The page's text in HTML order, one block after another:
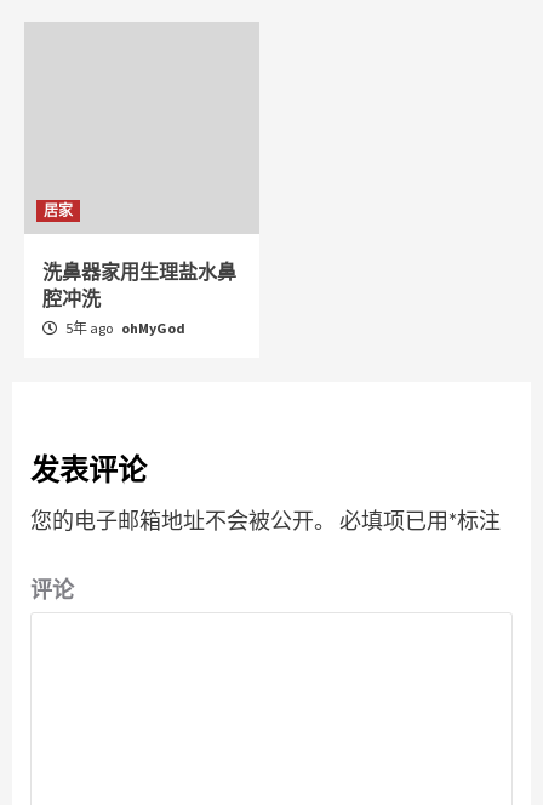
居家
洗鼻器家用生理盐水鼻
腔冲洗
5年 ago ohMyGod
发表评论
您的电子邮箱地址不会被公开。 必填项已用*标注
评论